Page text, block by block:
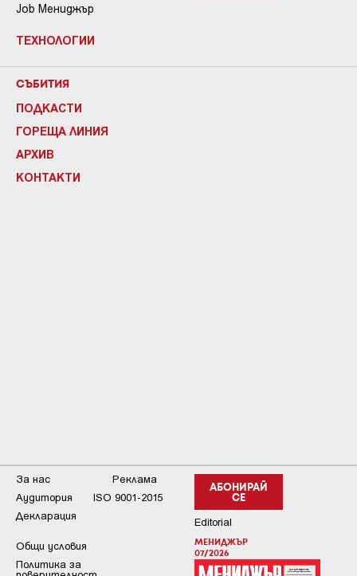
Job Мениджър
ТЕХНОЛОГИИ
СЪБИТИЯ
ПОДКАСТИ
ГОРЕЩА ЛИНИЯ
АРХИВ
КОНТАКТИ
АБОНИРАЙ
СЕ
Editorial
МЕНИДЖЪР
07/2026
За нас
Реклама
Аудитория
ISO 9001-2015
Декларация
Общи условия
Пoлитикa зa